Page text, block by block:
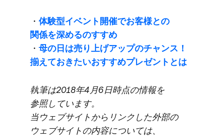
・ 体験型イベント開催で​お客様との​
関係を​深めるのすすめ
・ 母の​日は​売り上げアップの​チャンス！​
揃えて​おきたい​おすすめプレゼントとは
執筆は​2018年4月6日時点の​情報を​
参照しています。​
当ウェブサイトから​リンクした​外部の​
ウェブサイトの​内容に​ついては、​